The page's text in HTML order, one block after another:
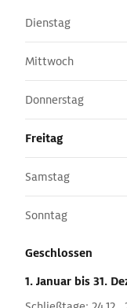
Dienstag
Mittwoch
Donnerstag
Freitag
Samstag
Sonntag
Geschlossen
1. Januar bis 31.